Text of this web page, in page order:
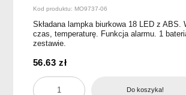
Kod produktu: MO9737-06
Składana lampka biurkowa 18 LED z ABS.
czas, temperaturę. Funkcja alarmu. 1
zestawie.
56.63zł
ilość
Do koszyka!